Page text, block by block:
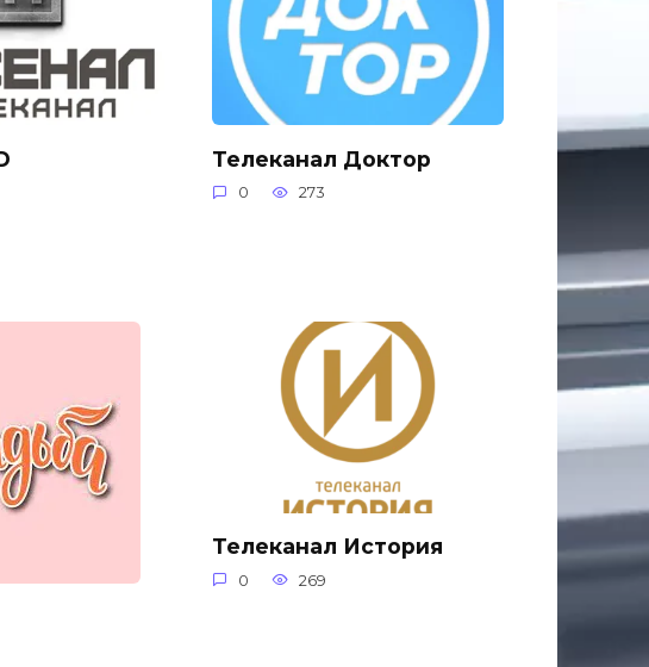
Телеканал Доктор
0 273
Телеканал История
0 269